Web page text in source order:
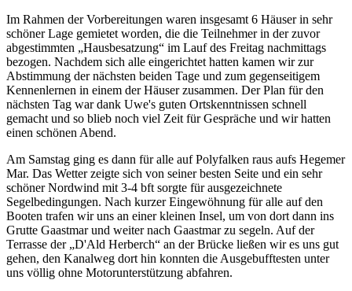
Im Rahmen der Vorbereitungen waren insgesamt 6 Häuser in sehr
schöner Lage gemietet worden, die die Teilnehmer in der zuvor
abgestimmten „Hausbesatzung“ im Lauf des Freitag nachmittags
bezogen. Nachdem sich alle eingerichtet hatten kamen wir zur
Abstimmung der nächsten beiden Tage und zum gegenseitigem
Kennenlernen in einem der Häuser zusammen. Der Plan für den
nächsten Tag war dank Uwe's guten Ortskenntnissen schnell
gemacht und so blieb noch viel Zeit für Gespräche und wir hatten
einen schönen Abend.
Am Samstag ging es dann für alle auf Polyfalken raus aufs Hegemer
Mar. Das Wetter zeigte sich von seiner besten Seite und ein sehr
schöner Nordwind mit 3-4 bft sorgte für ausgezeichnete
Segelbedingungen. Nach kurzer Eingewöhnung für alle auf den
Booten trafen wir uns an einer kleinen Insel, um von dort dann ins
Grutte Gaastmar und weiter nach Gaastmar zu segeln. Auf der
Terrasse der „D'Ald Herberch“ an der Brücke ließen wir es uns gut
gehen, den Kanalweg dort hin konnten die Ausgebufftesten unter
uns völlig ohne Motorunterstützung abfahren.